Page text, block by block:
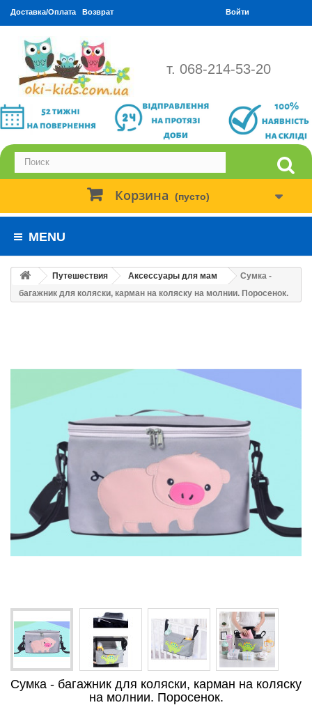
Доставка/Оплата Возврат Войти
т. 068-214-53-20
Корзина (пусто)
MENU
Путешествия Аксессуары для мам
Сумка -
багажник для коляски, карман на коляску на молнии. Поросенок.
Сумка - багажник для коляски, карман на коляску
на молнии. Поросенок.